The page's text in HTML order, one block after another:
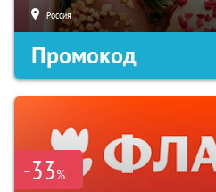
Россия
Промокод
-33%